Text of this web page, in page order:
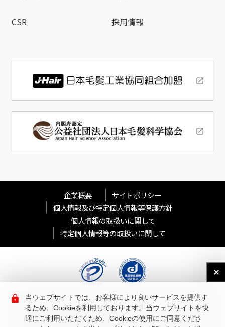
CSR 採用情報
企業概要
サイトポリシー
個人情報及び特定個人情報等保護方針
個人情報の取扱いに関して
特定個人情報等の取扱いに関して
© Aderans Co., Ltd.
当ウェブサイトでは、お客様により良いサービスを提供す
るため、Cookieを利用しております。当ウェブサイトを快
適にご利用いただくため、Cookieの使用にご同意くださ